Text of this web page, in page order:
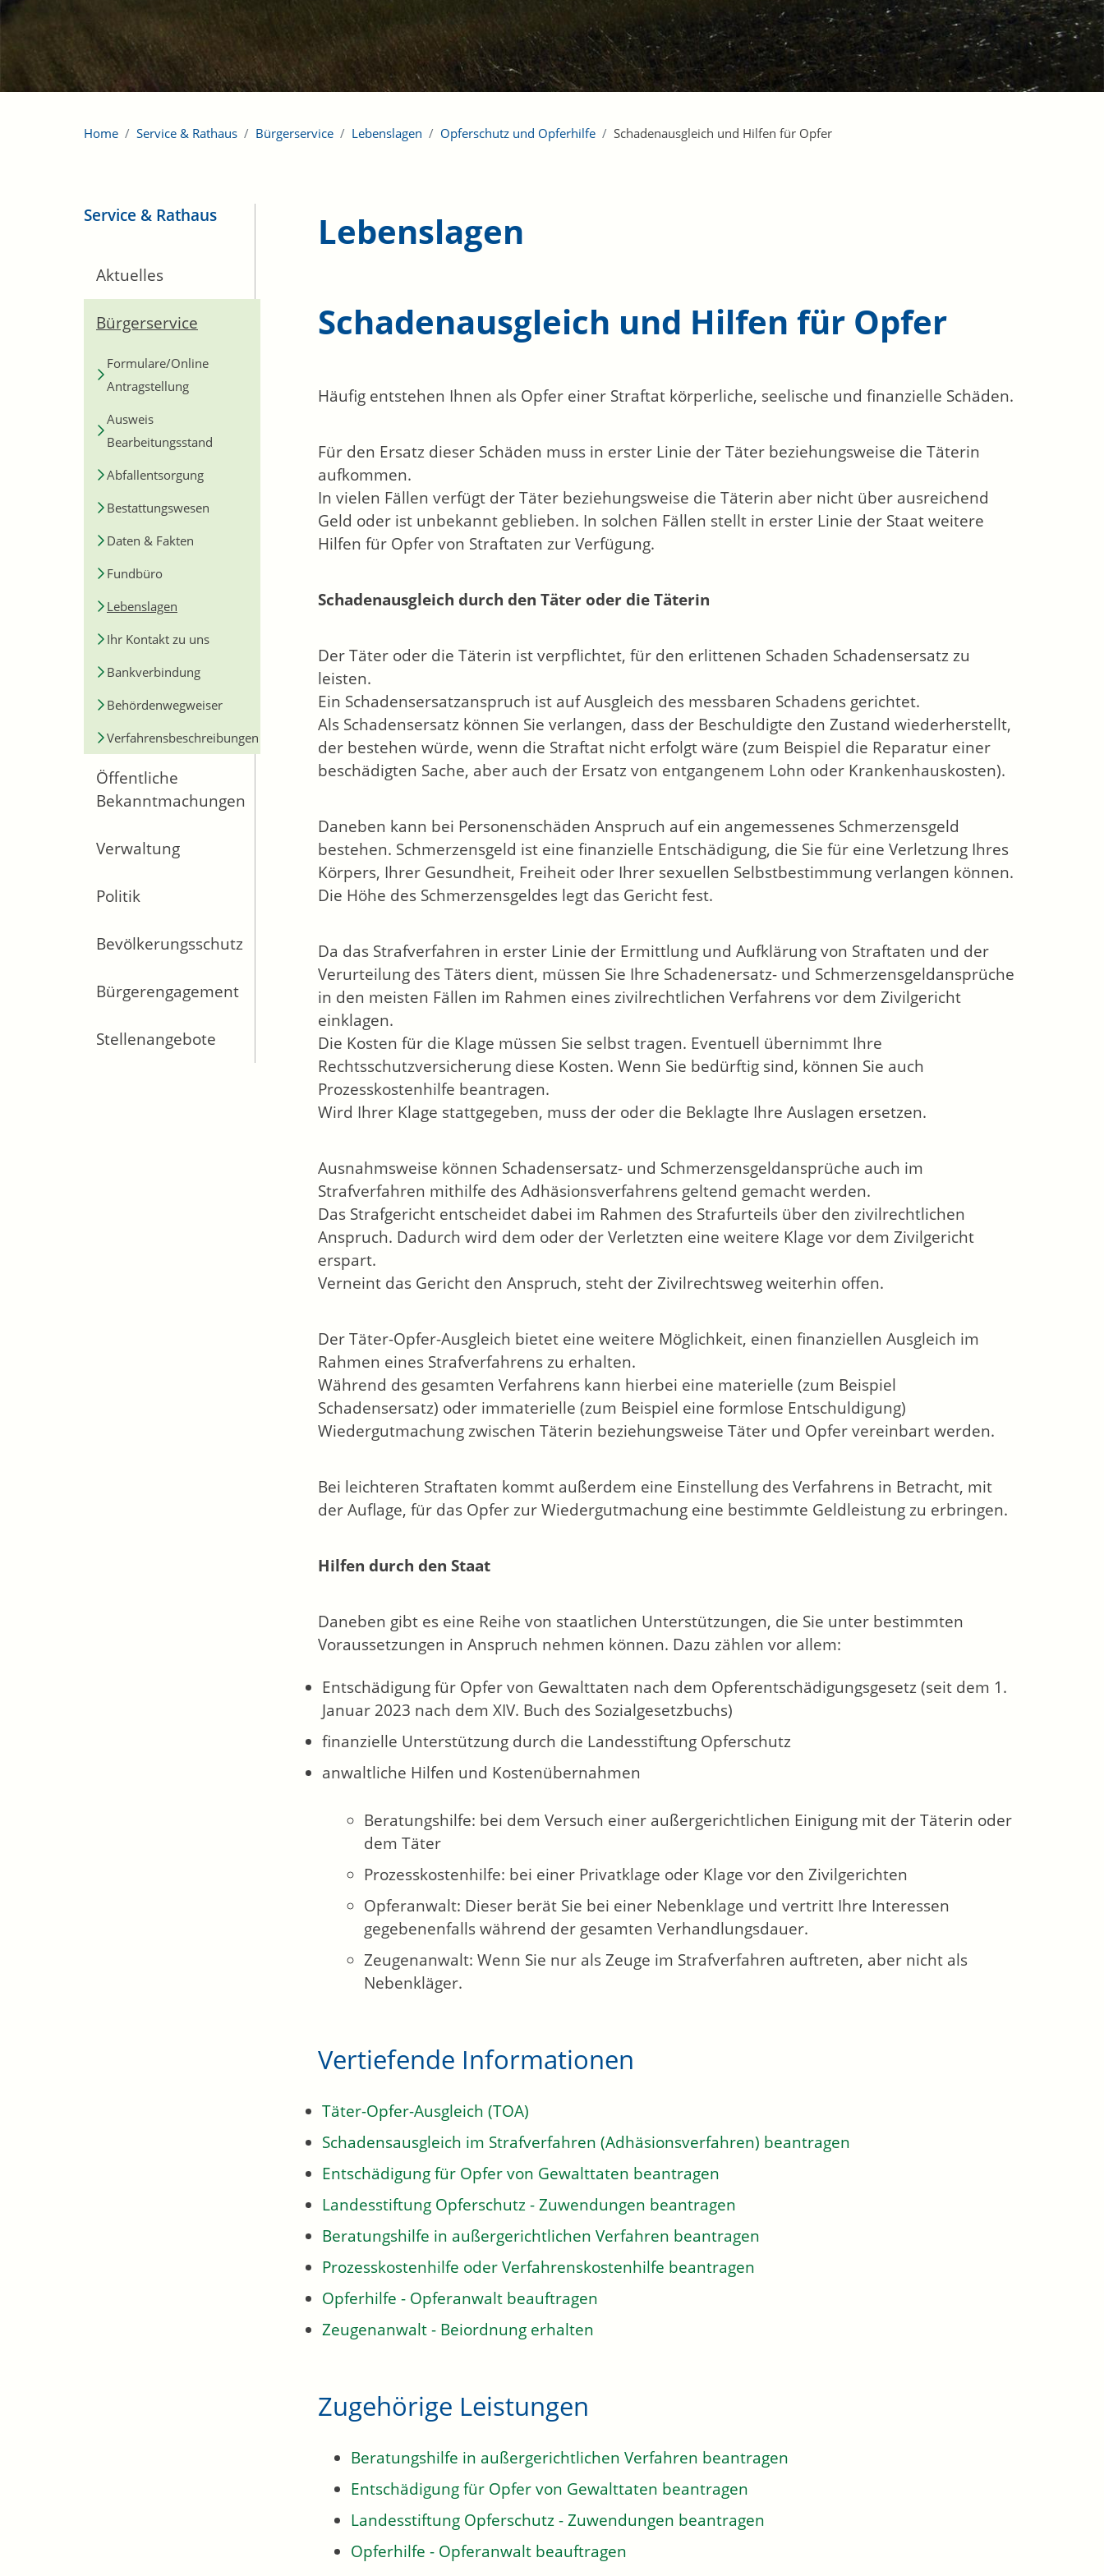
Home Service & Rathaus Bürgerservice Lebenslagen Opferschutz und Opferhilfe Schadenausgleich und Hilfen für Opfer
Service & Rathaus
Aktuelles
Bürgerservice
Formulare/Online
Antragstellung
Ausweis
Bearbeitungsstand
Abfallentsorgung
Bestattungswesen
Daten & Fakten
Fundbüro
Lebenslagen
Ihr Kontakt zu uns
Bankverbindung
Behördenwegweiser
Verfahrensbeschreibungen
Öffentliche
Bekanntmachungen
Verwaltung
Politik
Bevölkerungsschutz
Bürgerengagement
Stellenangebote
Lebenslagen
Schadenausgleich und Hilfen für Opfer
Häufig entstehen Ihnen als Opfer einer Straftat körperliche, seelische und finanzielle Schäden.
Für den Ersatz dieser Schäden muss in erster Linie der Täter beziehungsweise die Täterin
aufkommen.
In vielen Fällen verfügt der Täter beziehungsweise die Täterin aber nicht über ausreichend
Geld oder ist unbekannt geblieben. In solchen Fällen stellt in erster Linie der Staat weitere
Hilfen für Opfer von Straftaten zur Verfügung.
Schadenausgleich durch den Täter oder die Täterin
Der Täter oder die Täterin ist verpflichtet, für den erlittenen Schaden Schadensersatz zu
leisten.
Ein Schadensersatzanspruch ist auf Ausgleich des messbaren Schadens gerichtet.
Als Schadensersatz können Sie verlangen, dass der Beschuldigte den Zustand wiederherstellt,
der bestehen würde, wenn die Straftat nicht erfolgt wäre (zum Beispiel die Reparatur einer
beschädigten Sache, aber auch der Ersatz von entgangenem Lohn oder Krankenhauskosten).
Daneben kann bei Personenschäden Anspruch auf ein angemessenes Schmerzensgeld
bestehen. Schmerzensgeld ist eine finanzielle Entschädigung, die Sie für eine Verletzung Ihres
Körpers, Ihrer Gesundheit, Freiheit oder Ihrer sexuellen Selbstbestimmung verlangen können.
Die Höhe des Schmerzensgeldes legt das Gericht fest.
Da das Strafverfahren in erster Linie der Ermittlung und Aufklärung von Straftaten und der
Verurteilung des Täters dient, müssen Sie Ihre Schadenersatz- und Schmerzensgeldansprüche
in den meisten Fällen im Rahmen eines zivilrechtlichen Verfahrens vor dem Zivilgericht
einklagen.
Die Kosten für die Klage müssen Sie selbst tragen. Eventuell übernimmt Ihre
Rechtsschutzversicherung diese Kosten. Wenn Sie bedürftig sind, können Sie auch
Prozesskostenhilfe beantragen.
Wird Ihrer Klage stattgegeben, muss der oder die Beklagte Ihre Auslagen ersetzen.
Ausnahmsweise können Schadensersatz- und Schmerzensgeldansprüche auch im
Strafverfahren mithilfe des Adhäsionsverfahrens geltend gemacht werden.
Das Strafgericht entscheidet dabei im Rahmen des Strafurteils über den zivilrechtlichen
Anspruch. Dadurch wird dem oder der Verletzten eine weitere Klage vor dem Zivilgericht
erspart.
Verneint das Gericht den Anspruch, steht der Zivilrechtsweg weiterhin offen.
Der Täter-Opfer-Ausgleich bietet eine weitere Möglichkeit, einen finanziellen Ausgleich im
Rahmen eines Strafverfahrens zu erhalten.
Während des gesamten Verfahrens kann hierbei eine materielle (zum Beispiel
Schadensersatz) oder immaterielle (zum Beispiel eine formlose Entschuldigung)
Wiedergutmachung zwischen Täterin beziehungsweise Täter und Opfer vereinbart werden.
Bei leichteren Straftaten kommt außerdem eine Einstellung des Verfahrens in Betracht, mit
der Auflage, für das Opfer zur Wiedergutmachung eine bestimmte Geldleistung zu erbringen.
Hilfen durch den Staat
Daneben gibt es eine Reihe von staatlichen Unterstützungen, die Sie unter bestimmten
Voraussetzungen in Anspruch nehmen können. Dazu zählen vor allem:
Entschädigung für Opfer von Gewalttaten nach dem Opferentschädigungsgesetz (seit dem 1.
Januar 2023 nach dem XIV. Buch des Sozialgesetzbuchs)
finanzielle Unterstützung durch die Landesstiftung Opferschutz
anwaltliche Hilfen und Kostenübernahmen
Beratungshilfe: bei dem Versuch einer außergerichtlichen Einigung mit der Täterin oder
dem Täter
Prozesskostenhilfe: bei einer Privatklage oder Klage vor den Zivilgerichten
Opferanwalt: Dieser berät Sie bei einer Nebenklage und vertritt Ihre Interessen
gegebenenfalls während der gesamten Verhandlungsdauer.
Zeugenanwalt: Wenn Sie nur als Zeuge im Strafverfahren auftreten, aber nicht als
Nebenkläger.
Vertiefende Informationen
Täter-Opfer-Ausgleich (TOA)
Schadensausgleich im Strafverfahren (Adhäsionsverfahren) beantragen
Entschädigung für Opfer von Gewalttaten beantragen
Landesstiftung Opferschutz - Zuwendungen beantragen
Beratungshilfe in außergerichtlichen Verfahren beantragen
Prozesskostenhilfe oder Verfahrenskostenhilfe beantragen
Opferhilfe - Opferanwalt beauftragen
Zeugenanwalt - Beiordnung erhalten
Zugehörige Leistungen
Beratungshilfe in außergerichtlichen Verfahren beantragen
Entschädigung für Opfer von Gewalttaten beantragen
Landesstiftung Opferschutz - Zuwendungen beantragen
Opferhilfe - Opferanwalt beauftragen